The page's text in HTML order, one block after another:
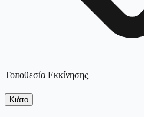
Τοποθεσία Εκκίνησης
Κιάτο